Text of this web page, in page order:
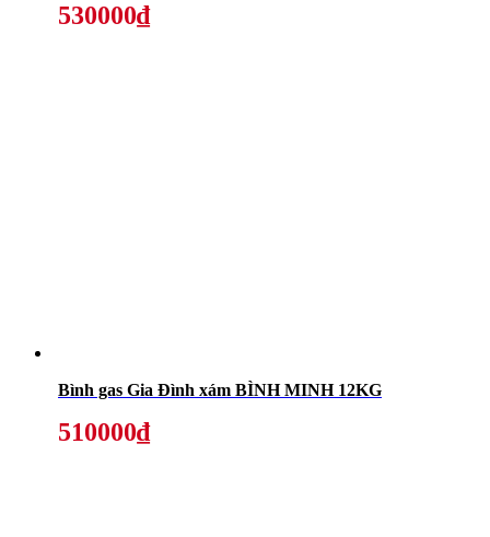
530000₫
Bình gas Gia Đình xám BÌNH MINH 12KG
510000₫